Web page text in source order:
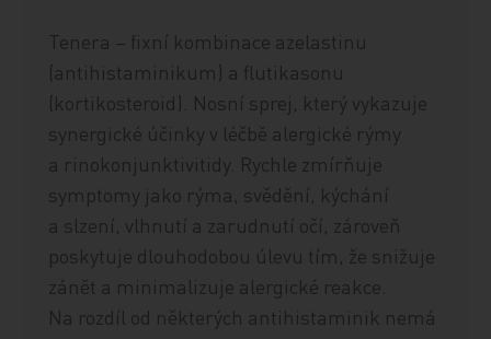
Tenera – fixní kombinace azelastinu
(antihistaminikum) a flutikasonu
(kortikosteroid). Nosní sprej, který vykazuje
synergické účinky v léčbě alergické rýmy
a rinokonjunktivitidy. Rychle zmírňuje
symptomy jako rýma, svědění, kýchání
a slzení, vlhnutí a zarudnutí očí, zároveň
poskytuje dlouhodobou úlevu tím, že snižuje
zánět a minimalizuje alergické reakce.
Na rozdíl od některých antihistaminik nemá